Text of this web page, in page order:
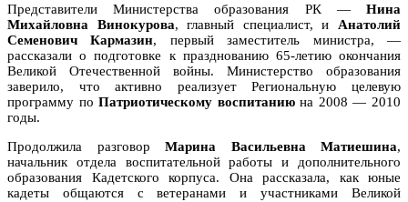
Представители Министерства образования РК — Нина
Михайловна Винокурова, главный специалист, и Анатолий
Семенович Кармазин, первый заместитель министра, —
рассказали о подготовке к празднованию 65-летию окончания
Великой Отечественной войны. Министерство образования
заверило, что активно реализует Региональную целевую
программу поПатриотическому воспитаниюна 2008 — 2010
годы.
Продолжила разговор Марина Васильевна Матиешина,
начальник отдела воспитательной работы и дополнительного
образования Кадетского корпуса. Она рассказала, как юные
кадеты общаются с ветеранами и участниками Великой